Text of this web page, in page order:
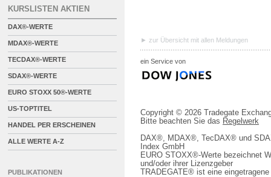
zur Übersicht mit allen Meldungen
ein Service von
Copyright © 2026 Tradegate
Bitte beachten Sie das Regelwerk
DAX®, MDAX®, TecDAX® und
Index GmbH
EURO STOXX®-Werte bezeichnet
und/oder ihrer Lizenzgeber
TRADEGATE® ist eine
KURSLISTEN AKTIEN
DAX®-WERTE
MDAX®-WERTE
TECDAX®-WERTE
SDAX®-WERTE
EURO STOXX 50®-WERTE
US-TOPTITEL
HANDEL PER ERSCHEINEN
ALLE WERTE A-Z
PUBLIKATIONEN